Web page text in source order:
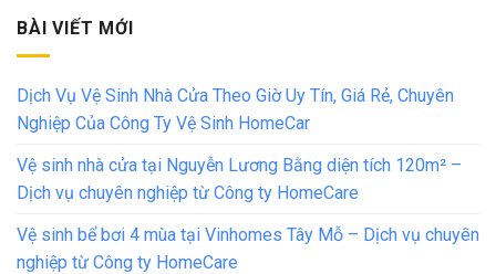
BÀI VIẾT MỚI
Dịch Vụ Vệ Sinh Nhà Cửa Theo Giờ Uy Tín, Giá Rẻ, Chuyên
Nghiệp Của Công Ty Vệ Sinh HomeCar
Vệ sinh nhà cửa tại Nguyễn Lương Bằng diện tích 120m² –
Dịch vụ chuyên nghiệp từ Công ty HomeCare
Vệ sinh bể bơi 4 mùa tại Vinhomes Tây Mỗ – Dịch vụ chuyên
nghiệp từ Công ty HomeCare